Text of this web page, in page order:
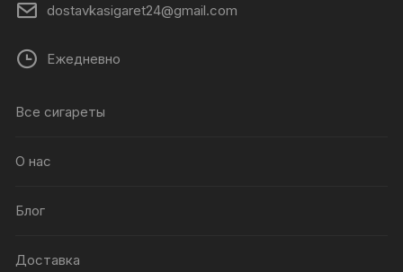
dostavkasigaret24@gmail.com
Ежедневно
Все сигареты
О нас
Блог
Доставка